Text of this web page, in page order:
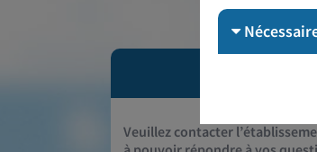
Veuillez contacter